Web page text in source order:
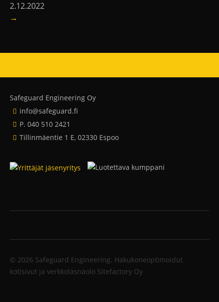
2.12.2022
→
Safeguard Engineering Oy
info@safeguard.fi
P. 040 510 2421
Tillinmäentie 1 E, 02330 Espoo
© 2026 Safeguard Engineering. Hakukoneoptimoidut
kotisivut ja verkkoläsnäolo Sitefactory Oy